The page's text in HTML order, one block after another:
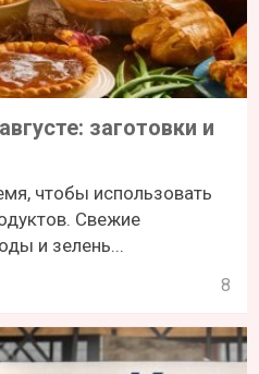
заготовки и
чтобы использовать
Свежие
и зелень...
8